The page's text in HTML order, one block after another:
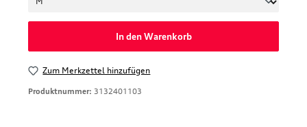
In den Warenkorb
Zum Merkzettel hinzufügen
Produktnummer: 3132401103